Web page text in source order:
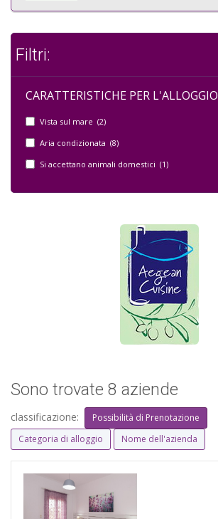
Filtri:
CARATTERISTICHE PER L'ALLOGGIO
Vista sul mare (2)
Aria condizionata (8)
Si accettano animali domestici (1)
Sono trovate 8 aziende
classificazione:
Possibilità di Prenotazione
Categoria di alloggio
Nome dell'azienda